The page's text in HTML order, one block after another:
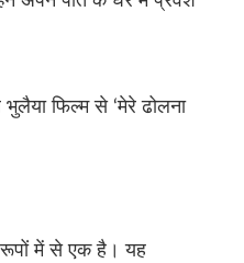
फिल्म से ‘मेरे ढोलना
में से एक है। यह